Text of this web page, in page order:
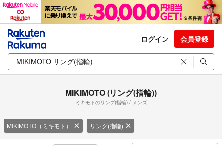
ログイン 会員登録
MIKIMOTO (リング(指輪))
ミキモトのリング(指輪) / メンズ
MIKIMOTO（ミキモト） リング(指輪)